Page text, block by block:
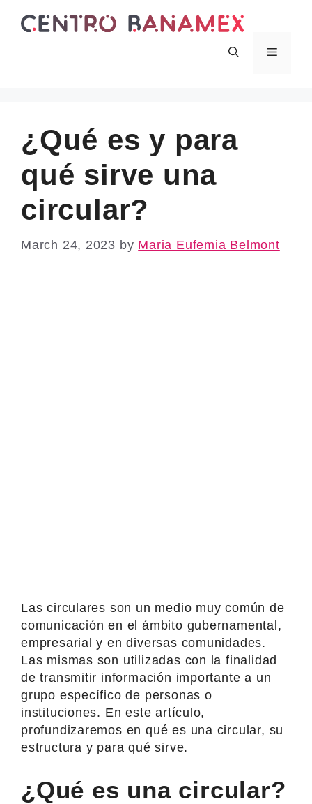
Menu
¿Qué es y para
qué sirve una
circular?
March 24, 2023 by Maria Eufemia Belmont
Las circulares son un medio muy común de
comunicación en el ámbito gubernamental,
empresarial y en diversas comunidades.
Las mismas son utilizadas con la finalidad
de transmitir información importante a un
grupo específico de personas o
instituciones. En este artículo,
profundizaremos en qué es una circular, su
estructura y para qué sirve.
¿Qué es una circular?